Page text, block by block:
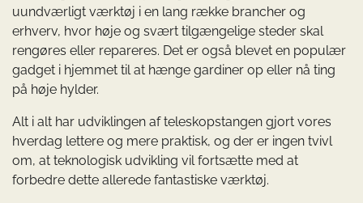
uundværligt værktøj i en lang række brancher og
erhverv, hvor høje og svært tilgængelige steder skal
rengøres eller repareres. Det er også blevet en populær
gadget i hjemmet til at hænge gardiner op eller nå ting
på høje hylder.
Alt i alt har udviklingen af teleskopstangen gjort vores
hverdag lettere og mere praktisk, og der er ingen tvivl
om, at teknologisk udvikling vil fortsætte med at
forbedre dette allerede fantastiske værktøj.